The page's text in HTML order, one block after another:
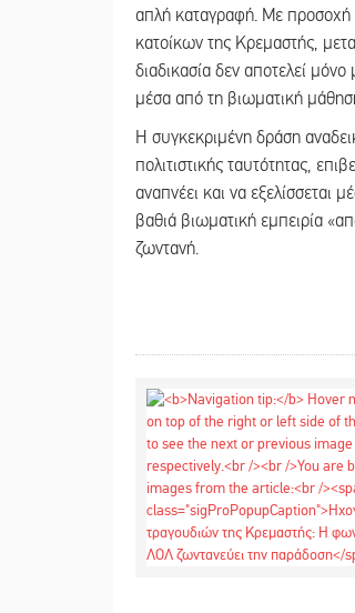
απλή καταγραφή. Με προσοχή
κατοίκων της Κρεμαστής,
διαδικασία δεν αποτελεί
μέσα από τη βιωματική
Η συγκεκριμένη δράση
πολιτιστικής ταυτότητας,
αναπνέει και να εξελίσσεται
βαθιά βιωματική εμπειρία
ζωντανή.